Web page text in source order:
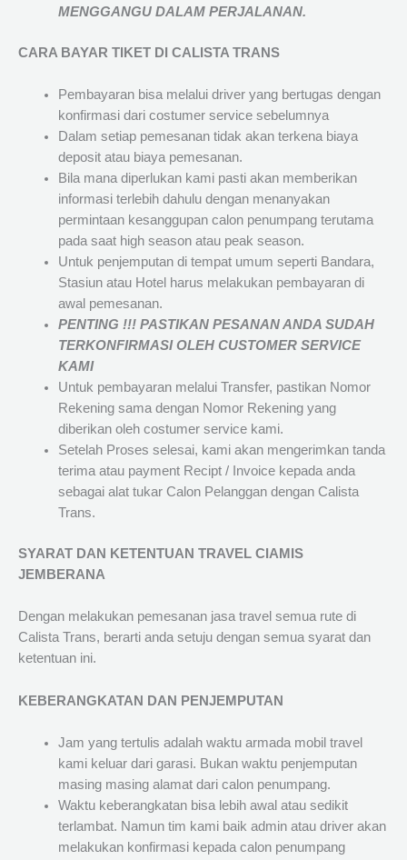
MENGGANGU DALAM PERJALANAN.
CARA BAYAR TIKET DI CALISTA TRANS
Pembayaran bisa melalui driver yang bertugas dengan
konfirmasi dari costumer service sebelumnya
Dalam setiap pemesanan tidak akan terkena biaya
deposit atau biaya pemesanan.
Bila mana diperlukan kami pasti akan memberikan
informasi terlebih dahulu dengan menanyakan
permintaan kesanggupan calon penumpang terutama
pada saat high season atau peak season.
Untuk penjemputan di tempat umum seperti Bandara,
Stasiun atau Hotel harus melakukan pembayaran di
awal pemesanan.
PENTING !!! PASTIKAN PESANAN ANDA SUDAH
TERKONFIRMASI OLEH CUSTOMER SERVICE
KAMI
Untuk pembayaran melalui Transfer, pastikan Nomor
Rekening sama dengan Nomor Rekening yang
diberikan oleh costumer service kami.
Setelah Proses selesai, kami akan mengerimkan tanda
terima atau payment Recipt / Invoice kepada anda
sebagai alat tukar Calon Pelanggan dengan Calista
Trans.
SYARAT DAN KETENTUAN TRAVEL CIAMIS
JEMBERANA
Dengan melakukan pemesanan jasa travel semua rute di
Calista Trans, berarti anda setuju dengan semua syarat dan
ketentuan ini.
KEBERANGKATAN DAN PENJEMPUTAN
Jam yang tertulis adalah waktu armada mobil travel
kami keluar dari garasi. Bukan waktu penjemputan
masing masing alamat dari calon penumpang.
Waktu keberangkatan bisa lebih awal atau sedikit
terlambat. Namun tim kami baik admin atau driver akan
melakukan konfirmasi kepada calon penumpang